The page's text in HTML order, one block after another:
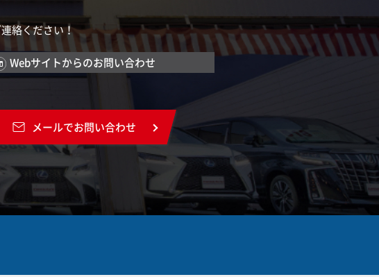
絡ください！
Webサイトからのお問い合わせ
メールでお問い合わせ